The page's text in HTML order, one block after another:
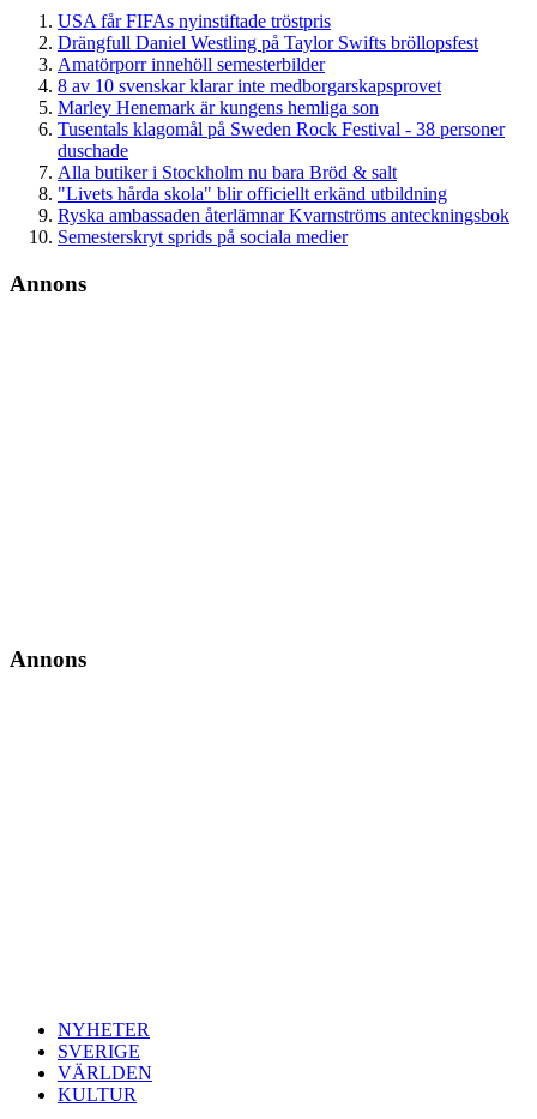
USA får FIFAs nyinstiftade tröstpris
Drängfull Daniel Westling på Taylor Swifts bröllopsfest
Amatörporr innehöll semesterbilder
8 av 10 svenskar klarar inte medborgarskapsprovet
Marley Henemark är kungens hemliga son
Tusentals klagomål på Sweden Rock Festival - 38 personer
duschade
Alla butiker i Stockholm nu bara Bröd & salt
"Livets hårda skola" blir officiellt erkänd utbildning
Ryska ambassaden återlämnar Kvarnströms anteckningsbok
Semesterskryt sprids på sociala medier
Annons
Annons
NYHETER
SVERIGE
VÄRLDEN
KULTUR